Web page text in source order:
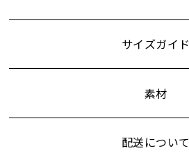
サイズガイド
素材
配送について